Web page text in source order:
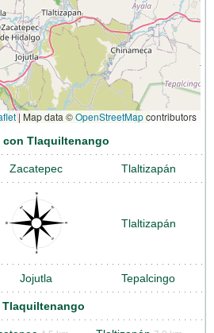
| Map data ©OpenStreetMapcontributors
Tlaquiltenango
Zacatepec Tlaltizapán
Tlaltizapán
Jojutla Tepalcingo